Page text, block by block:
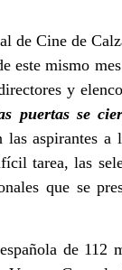
Cine de
este mismo
y
puertas se
las aspirantes a
tarea, las
que se
de 112